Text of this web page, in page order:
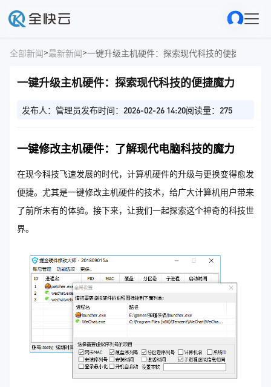
全部新闻>最新新闻>一键升级主机硬件：探索现代科技的便捷魔力
一键升级主机硬件：探索现代科技的便捷魔力
发布人：管理员发布时间：2026-02-26 14:20阅读量：275
一键修改主机硬件：了解现代电脑科技的魔力
在现今科技飞速发展的时代，计算机硬件的升级与更换变得愈发
便捷。尤其是一键修改主机硬件的技术，给广大计算机用户带来
了前所未有的体验。接下来，让我们一起探索这个神奇的科技世
界。